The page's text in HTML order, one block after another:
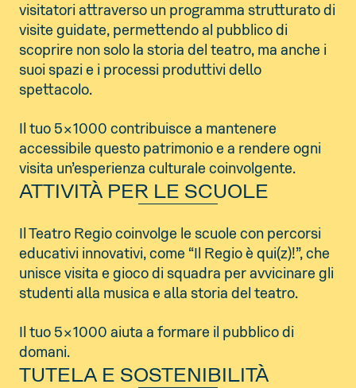
visitatori attraverso un programma strutturato di
visite guidate, permettendo al pubblico di
scoprire non solo la storia del teatro, ma anche i
suoi spazi e i processi produttivi dello
spettacolo.
Il tuo 5×1000 contribuisce a mantenere
accessibile questo patrimonio e a rendere ogni
visita un’esperienza culturale coinvolgente.
ATTIVITÀ PER LE SCUOLE
Il Teatro Regio coinvolge le scuole con percorsi
educativi innovativi, come “Il Regio è qui(z)!”, che
unisce visita e gioco di squadra per avvicinare gli
studenti alla musica e alla storia del teatro.
Il tuo 5×1000 aiuta a formare il pubblico di
domani.
TUTELA E SOSTENIBILITÀ